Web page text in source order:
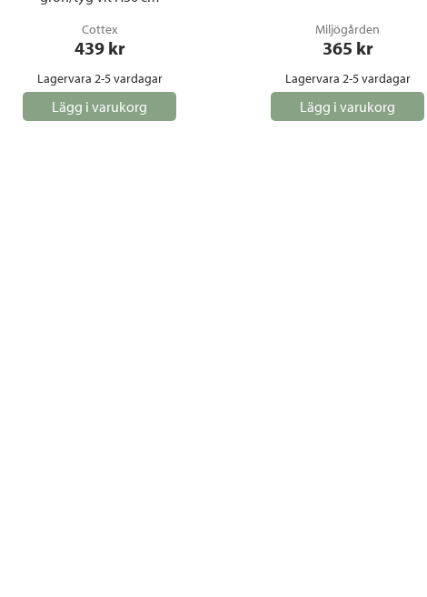
Cottex
439 kr
Lagervara 2-5 vardagar
Lägg i varukorg
Miljögården
365 kr
Lagervara 2-5 vardagar
Lägg i varukorg